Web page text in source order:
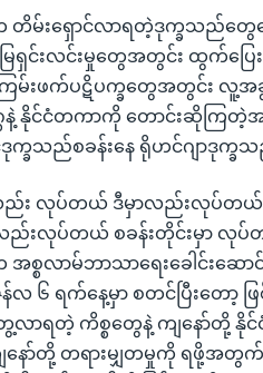
မ်းရှောင်လာရတဲ့ဒုက္ခသည်တွေ
ေရှင်းလင်းမှုတွေအတွင်း ထွက်ပြေ
ြမ်းဖက်ပဋိပက္ခတွေအတွင်း လူ့အ
နိုင်ငံတကာကို တောင်းဆိုကြတဲ့အက
သည်စခန်းနေ ရိုဟင်ဂျာဒုက္ခသ
ည်း လုပ်တယ် ဒီမှာလည်းလုပ်တ
လုပ်တယ် စခန်းတိုင်းမှာ လုပ်တ
စ္စလာမ်ဘာသာရေးခေါင်းဆေ
န်လ ၆ ရက်နေ့မှာ စတင်ပြီးတော့
ရတဲ့ ကိစ္စတွေနဲ့ ကျနော်တို့ နိုင်
နော်တို့ တရားမျှတမှုကို ရဖို့အတွက်